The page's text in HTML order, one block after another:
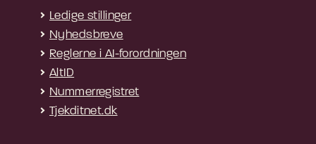
Ledige stillinger
Nyhedsbreve
Reglerne i AI-forordningen
AltID
Nummerregistret
Tjekditnet.dk